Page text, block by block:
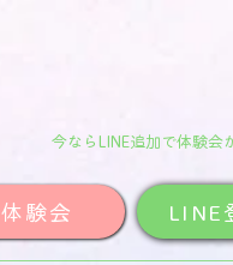
今ならLINE追加で体験会
体験会 LINE